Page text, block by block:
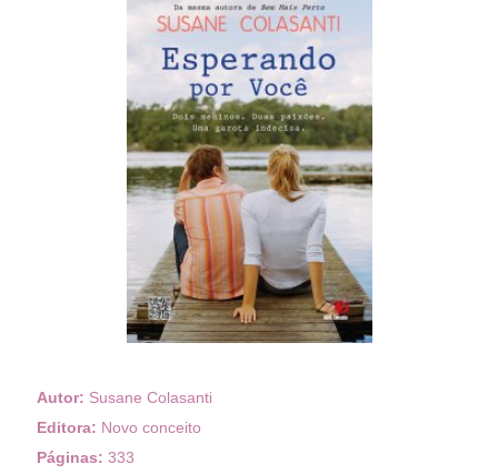
Autor: Susane Colasanti
Editora: Novo conceito
Páginas: 333